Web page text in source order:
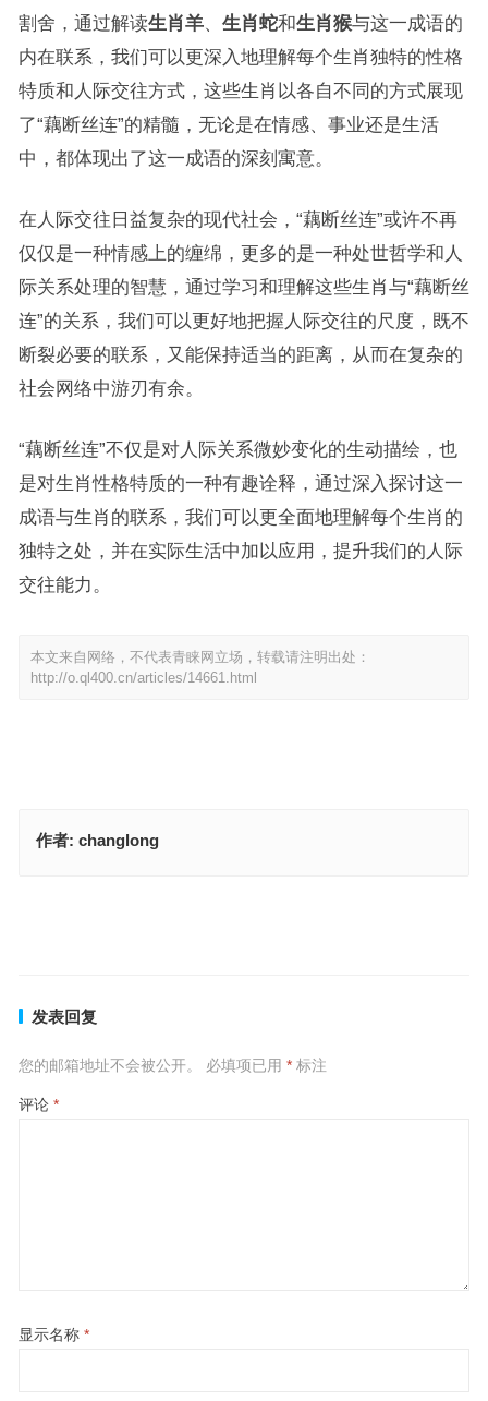
割舍，通过解读生肖羊、 生肖蛇和生肖猴与这一成语的
内在联系，我们可以更深入地理解每个生肖独特的性格
特质和人际交往方式，这些生肖以各自不同的方式展现
了“藕断丝连”的精髓，无论是在情感、事业还是生活
中，都体现出了这一成语的深刻寓意。
在人际交往日益复杂的现代社会，“藕断丝连”或许不再
仅仅是一种情感上的缠绵，更多的是一种处世哲学和人
际关系处理的智慧，通过学习和理解这些生肖与“藕断丝
连”的关系，我们可以更好地把握人际交往的尺度，既不
断裂必要的联系，又能保持适当的距离，从而在复杂的
社会网络中游刃有余。
“藕断丝连”不仅是对人际关系微妙变化的生动描绘，也
是对生肖性格特质的一种有趣诠释，通过深入探讨这一
成语与生肖的联系，我们可以更全面地理解每个生肖的
独特之处，并在实际生活中加以应用，提升我们的人际
交往能力。
本文来自网络，不代表青睐网立场，转载请注明出处：
http://o.ql400.cn/articles/14661.html
作者: changlong
发表回复
您的邮箱地址不会被公开。 必填项已用 *标注
评论 *
显示名称 *